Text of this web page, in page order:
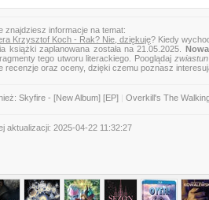
znajdziesz informacje na temat:
Krzysztof Koch - Rak? Nie, dziękuję? Kiedy
książki zaplanowana została na 21.05.2025.
tego utworu literackiego. Pooglądaj zwiastun
recenzje oraz oceny, dzięki czemu poznasz
Skyfire - [New Album] [EP] Overkill's The
aktualizacji: 2025-04-22 11:32:27